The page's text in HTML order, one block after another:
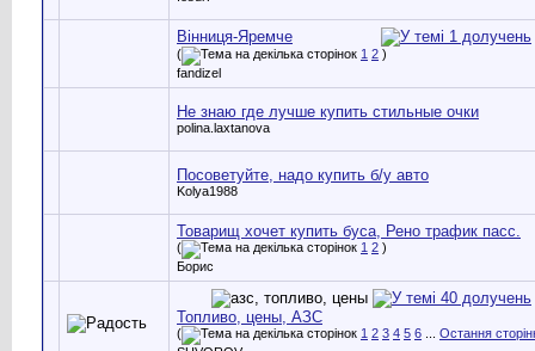
Вінниця-Яремче
( 1 2 )
fandizel
Не знаю где лучше купить стильные очки
polina.laxtanova
Посоветуйте, надо купить б/у авто
Kolya1988
Товарищ хочет купить буса, Рено трафик пасс.
( 1 2 )
Борис
Топливо, цены, АЗС
( 1 2 3 4 5 6
Остання